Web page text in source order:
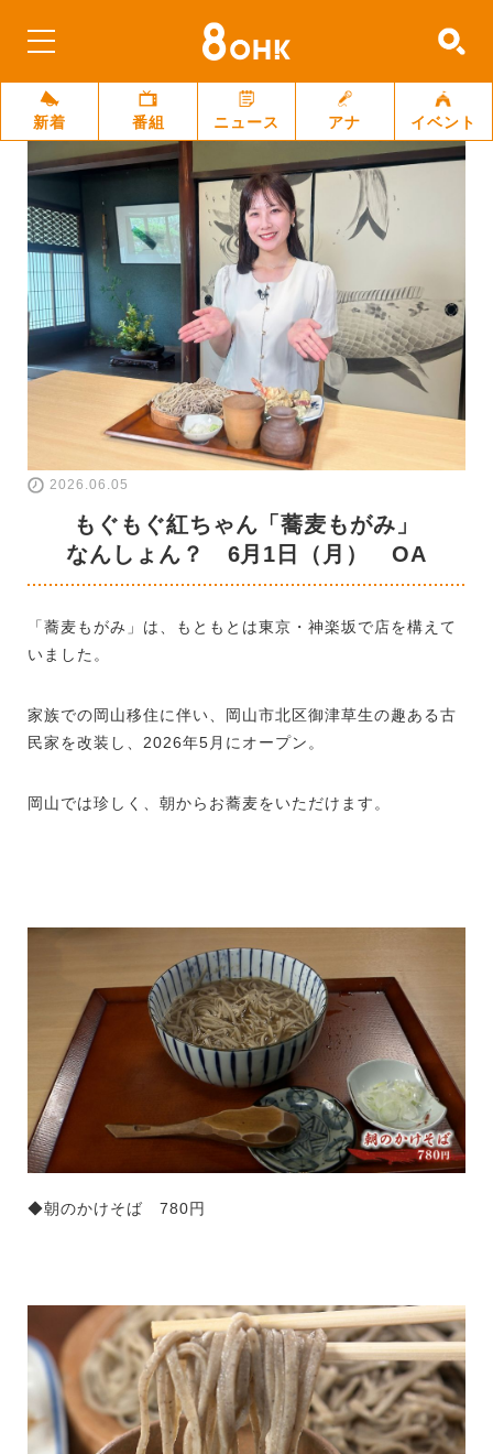
新着 番組 ニュース アナ イベント
2026.06.05
もぐもぐ紅ちゃん「蕎麦もがみ」
なんしょん？ 6月1日（月） OA
「蕎麦もがみ」は、もともとは東京・神楽坂で店を構えて
いました。
家族での岡山移住に伴い、岡山市北区御津草生の趣ある古
民家を改装し、2026年5月にオープン。
岡山では珍しく、朝からお蕎麦をいただけます。
◆朝のかけそば 780円